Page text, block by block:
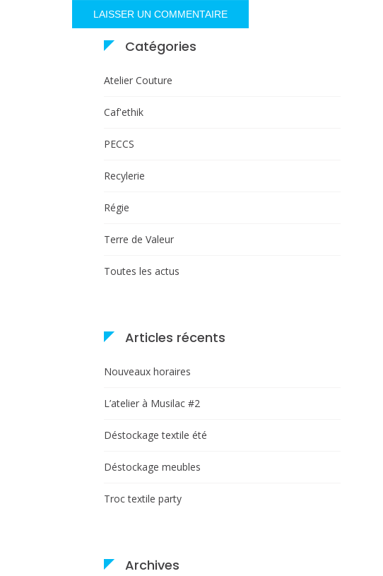
Catégories
Atelier Couture
Caf'ethik
PECCS
Recylerie
Régie
Terre de Valeur
Toutes les actus
Articles récents
Nouveaux horaires
L’atelier à Musilac #2
Déstockage textile été
Déstockage meubles
Troc textile party
Archives